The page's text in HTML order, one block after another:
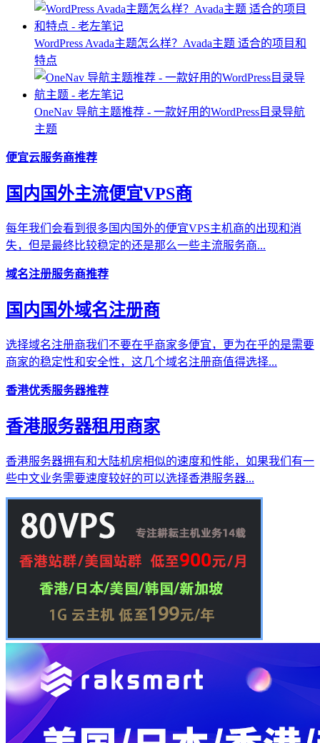
WordPress Avada主题怎么样？Avada主题 适合的项目和
特点
OneNav 导航主题推荐 - 一款好用的WordPress目录导航
主题
便宜云服务商推荐
国内国外主流便宜VPS商
每年我们会看到很多国内国外的便宜VPS主机商的出现和消
失，但是最终比较稳定的还是那么一些主流服务商...
域名注册服务商推荐
国内国外域名注册商
选择域名注册商我们不要在乎商家多便宜，更为在乎的是需要
商家的稳定性和安全性，这几个域名注册商值得选择...
香港优秀服务器推荐
香港服务器租用商家
香港服务器拥有和大陆机房相似的速度和性能，如果我们有一
些中文业务需要速度较好的可以选择香港服务器...